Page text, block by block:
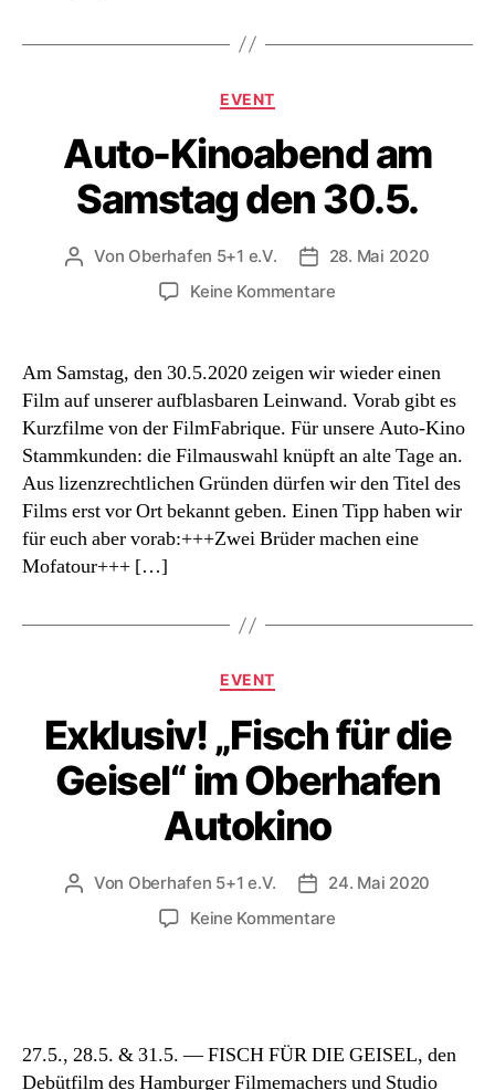
Kategorien
EVENT
Auto-Kinoabend am
Samstag den 30.5.
Beitragsautor
Von Oberhafen 5+1 e.V. Beitragsdatum
28. Mai 2020
Keine Kommentarezu
am
den
30.5.
Am Samstag, den 30.5.2020 zeigen wir wieder einen
Film auf unserer aufblasbaren Leinwand. Vorab gibt es
Kurzfilme von der FilmFabrique. Für unsere Auto-Kino
Stammkunden: die Filmauswahl knüpft an alte Tage an.
Aus lizenzrechtlichen Gründen dürfen wir den Titel des
Films erst vor Ort bekannt geben. Einen Tipp haben wir
für euch aber vorab:+++Zwei Brüder machen eine
Mofatour+++ […]
Kategorien
EVENT
Exklusiv! „Fisch für die
Geisel“ im Oberhafen
Autokino
Beitragsautor
Von Oberhafen 5+1 e.V. Beitragsdatum
24. Mai 2020
Keine Kommentarezu
im
27.5., 28.5. & 31.5. — FISCH FÜR DIE GEISEL, den
Debütfilm des Hamburger Filmemachers und Studio